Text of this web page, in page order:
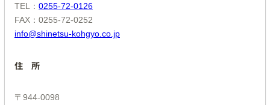
TEL： 0255-72-0126
FAX：0255-72-0252
info@shinetsu-kohgyo.co.jp
住 所
〒944-0098